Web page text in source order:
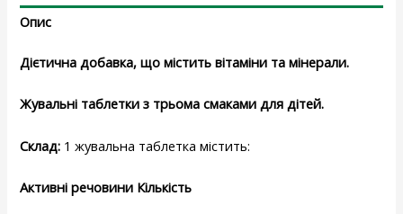
Опис
Дієтична добавка, що містить вітаміни та мінерали.
Жувальні таблетки з трьома смаками для дітей.
Склад: 1 жувальна таблетка містить:
Активні речовини Кількість